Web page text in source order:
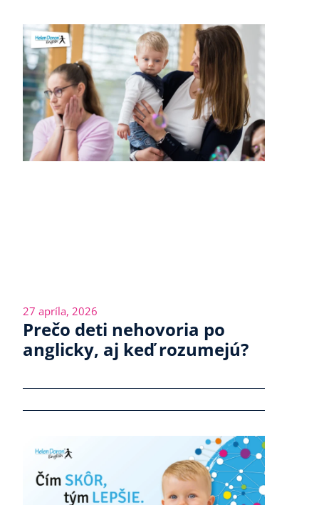
27 apríla, 2026
Prečo deti nehovoria po
anglicky, aj keď rozumejú?